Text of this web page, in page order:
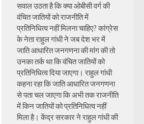
सवाल उठता है कि क्या ओबीसी वर्ग की
वंचित जातियों को राजनीति में
प्रतिनिधित्व नहीं मिलना चाहिए? कांग्रेस
के नेता राहुल गांधी ने जब देश भर में
जाति आधारित जनगणना की मांग की तो
उनका तर्क था कि वंचित जातियों को
प्रतिनिधित्व दिया जाएगा। राहुल गांधी
कहना रहा कि जाति आधारित जनगणना
से पता चल जाएगा कि अभी तक राजनीति
में किन जातियों को प्रतिनिधित्व नहीं
मिला है। केंद्र सरकार ने राहुल गांधी की